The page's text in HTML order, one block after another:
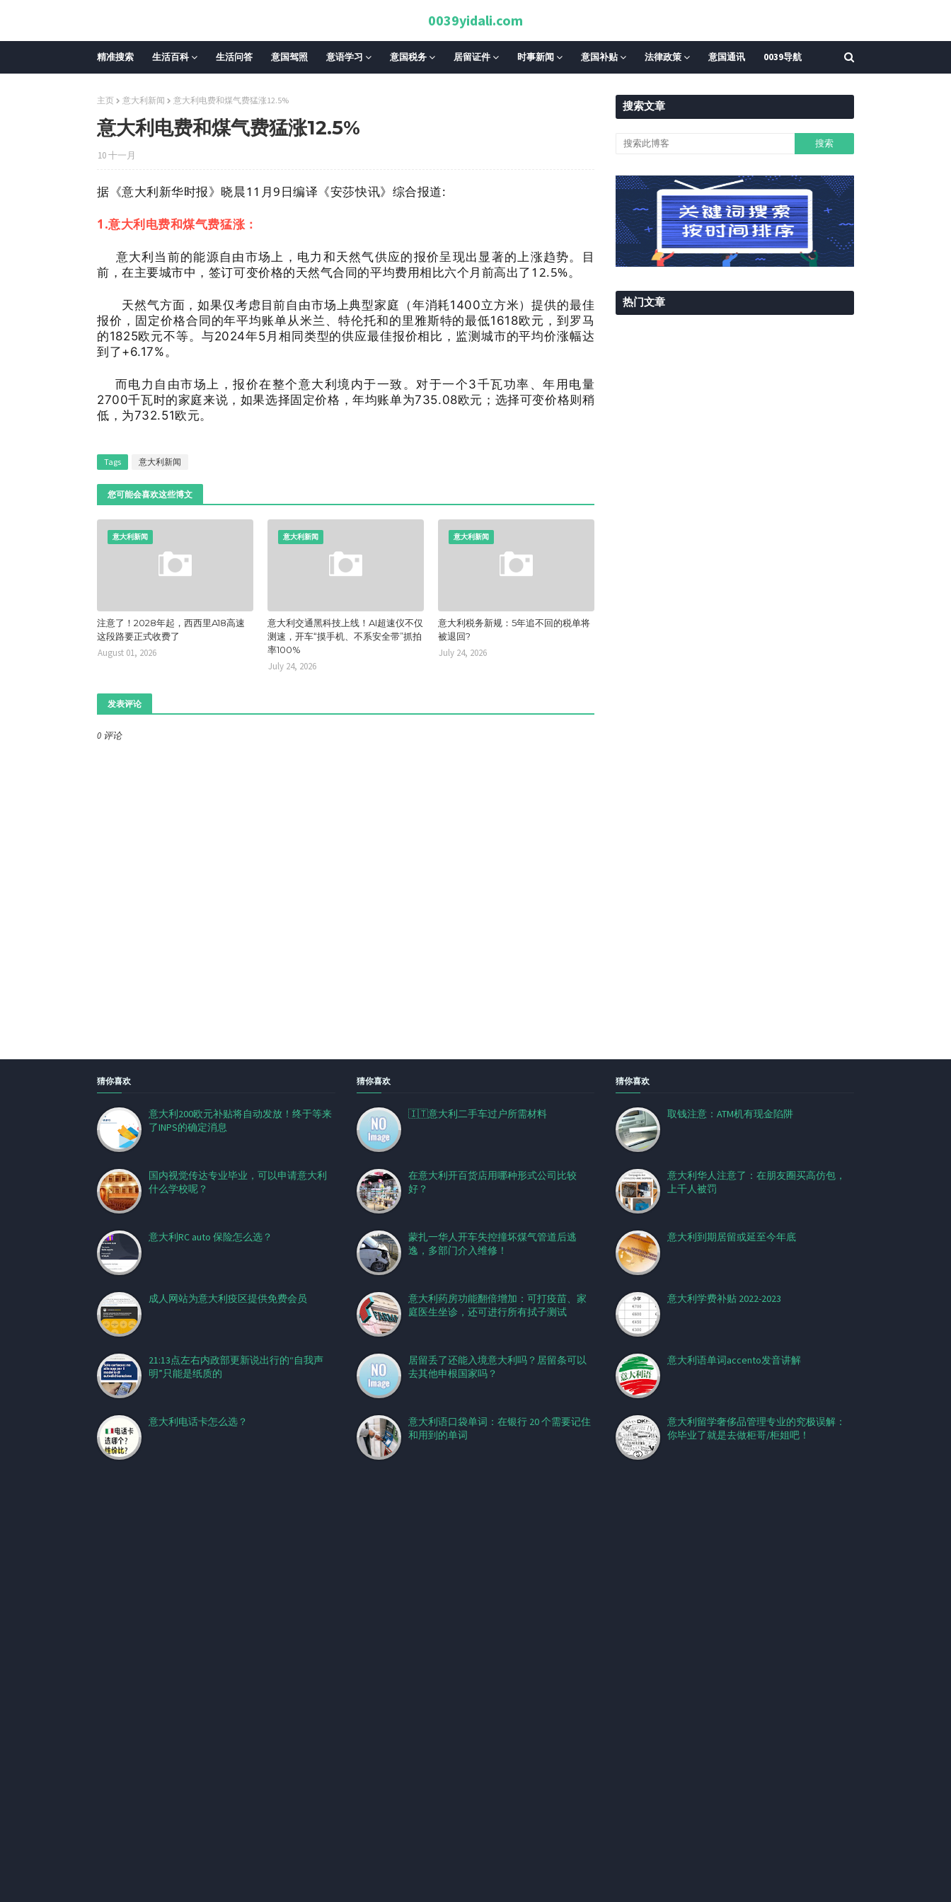
0039yidali.com
精准搜索 生活百科 生活问答 意国驾照 意语学习 意国税务 居留证件 时事新闻 意国补贴 法律政策 意国通讯 0039导航
主页 意大利新闻 意大利电费和煤气费猛涨12.5%
意大利电费和煤气费猛涨12.5%
10 十一月
据《意大利新华时报》晓晨11月9日编译《安莎快讯》综合报道:
1.意大利电费和煤气费猛涨：
意大利当前的能源自由市场上，电力和天然气供应的报价呈现出显著的上涨趋势。目
前，在主要城市中，签订可变价格的天然气合同的平均费用相比六个月前高出了12.5%。
天然气方面，如果仅考虑目前自由市场上典型家庭（年消耗1400立方米）提供的最佳
报价，固定价格合同的年平均账单从米兰、特伦托和的里雅斯特的最低1618欧元，到罗马
的1825欧元不等。与2024年5月相同类型的供应最佳报价相比，监测城市的平均价涨幅达
到了+6.17%。
而电力自由市场上，报价在整个意大利境内于一致。对于一个3千瓦功率、年用电量
2700千瓦时的家庭来说，如果选择固定价格，年均账单为735.08欧元；选择可变价格则稍
低，为732.51欧元。
Tags 意大利新闻
您可能会喜欢这些博文
意大利新闻
注意了！2028年起，西西里A18高速
这段路要正式收费了
August 01, 2026
意大利新闻
意大利交通黑科技上线！AI超速仪不仅
测速，开车“摸手机、不系安全带”抓拍
率100%
July 24, 2026
意大利新闻
意大利税务新规：5年追不回的税单将
被退回?
July 24, 2026
发表评论
0 评论
搜索文章
热门文章
猜你喜欢
意大利200欧元补贴将自动发放！终于等来
了INPS的确定消息
国内视觉传达专业毕业，可以申请意大利
什么学校呢？
意大利RC auto 保险怎么选？
成人网站为意大利疫区提供免费会员
21:13点左右内政部更新说出行的“自我声
明”只能是纸质的
意大利电话卡怎么选？
猜你喜欢
🇮🇹意大利二手车过户所需材料
在意大利开百货店用哪种形式公司比较
好？
蒙扎一华人开车失控撞坏煤气管道后逃
逸，多部门介入维修！
意大利药房功能翻倍增加：可打疫苗、家
庭医生坐诊，还可进行所有拭子测试
居留丢了还能入境意大利吗？居留条可以
去其他申根国家吗？
意大利语口袋单词：在银行 20 个需要记住
和用到的单词
猜你喜欢
取钱注意：ATM机有现金陷阱
意大利华人注意了：在朋友圈买高仿包，
上千人被罚
意大利到期居留或延至今年底
意大利学费补贴 2022-2023
意大利语单词accento发音讲解
意大利留学奢侈品管理专业的究极误解：
你毕业了就是去做柜哥/柜姐吧！